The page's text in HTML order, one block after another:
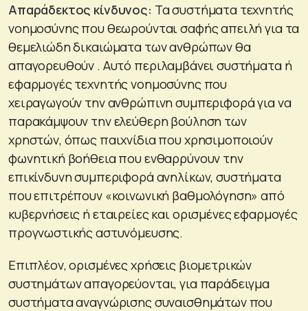
Απαράδεκτος κίνδυνος: Τα συστήματα τεχνητής
νοημοσύνης που θεωρούνται σαφής απειλή για τα
θεμελιώδη δικαιώματα των ανθρώπων θα
απαγορευθούν . Αυτό περιλαμβάνει συστήματα ή
εφαρμογές τεχνητής νοημοσύνης που
χειραγωγούν την ανθρώπινη συμπεριφορά για να
παρακάμψουν την ελεύθερη βούληση των
χρηστών, όπως παιχνίδια που χρησιμοποιούν
φωνητική βοήθεια που ενθαρρύνουν την
επικίνδυνη συμπεριφορά ανηλίκων, συστήματα
που επιτρέπουν «κοινωνική βαθμολόγηση» από
κυβερνήσεις ή εταιρείες και ορισμένες εφαρμογές
προγνωστικής αστυνόμευσης.
Επιπλέον, ορισμένες χρήσεις βιομετρικών
συστημάτων απαγορεύονται, για παράδειγμα
συστήματα αναγνώρισης συναισθημάτων που